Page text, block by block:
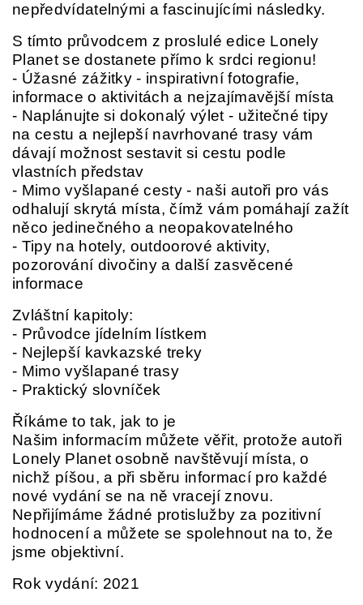
nepředvídatelnými a fascinujícími následky.
S tímto průvodcem z proslulé edice Lonely
Planet se dostanete přímo k srdci regionu!
- Úžasné zážitky - inspirativní fotografie,
informace o aktivitách a nejzajímavější místa
- Naplánujte si dokonalý výlet - užitečné tipy
na cestu a nejlepší navrhované trasy vám
dávají možnost sestavit si cestu podle
vlastních představ
- Mimo vyšlapané cesty - naši autoři pro vás
odhalují skrytá místa, čímž vám pomáhají zažít
něco jedinečného a neopakovatelného
- Tipy na hotely, outdoorové aktivity,
pozorování divočiny a další zasvěcené
informace
Zvláštní kapitoly:
- Průvodce jídelním lístkem
- Nejlepší kavkazské treky
- Mimo vyšlapané trasy
- Praktický slovníček
Říkáme to tak, jak to je
Našim informacím můžete věřit, protože autoři
Lonely Planet osobně navštěvují místa, o
nichž píšou, a při sběru informací pro každé
nové vydání se na ně vracejí znovu.
Nepřijímáme žádné protislužby za pozitivní
hodnocení a můžete se spolehnout na to, že
jsme objektivní.
Rok vydání: 2021